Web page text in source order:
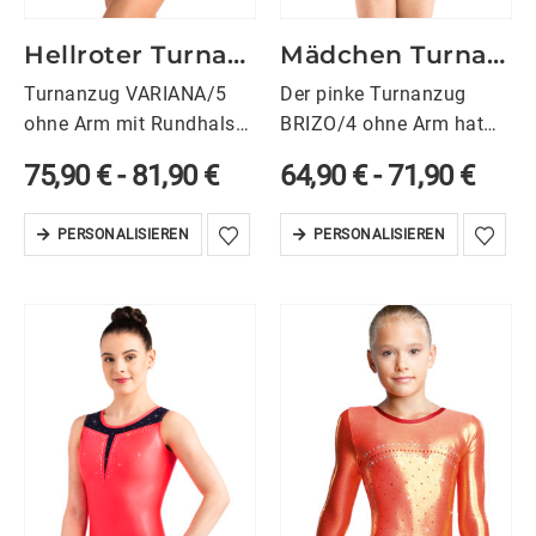
Hellroter Turnanzug VARIANA/5 ohne Arm
Turnanzug VARIANA/5
ohne Arm mit Rundhals
seiner trendy hellroten
Farbe und dem floralen
Print Design im Oberteil
eingefassten Rundhals
ziehst du alle…
75,90€-81,90€
PERSONALISIEREN
Mädchen Turnanzug BRIZO/4 ohne Arm
Der pinke Turnanzug
BRIZO/4 ohne Arm hat
und einen tiefen
Rundhals hinten. Die
Halseinfassung ist in
Turnbody ist im Oberteil
mit einem
matten schwarzen
Mikrofaserstoff…
64,90€-71,90€
PERSONALISIEREN